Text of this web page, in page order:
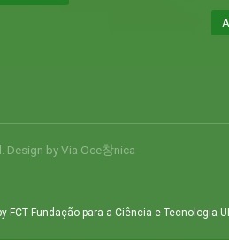
Design byVia Oce창nica
FCT Fundação para a Ciência e Tecnologia